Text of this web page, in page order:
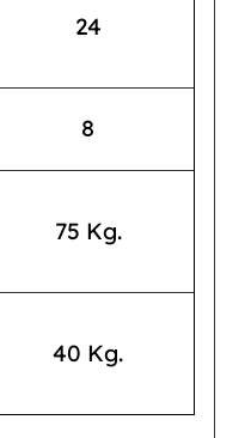
24
8
75 Kg.
40 Kg.